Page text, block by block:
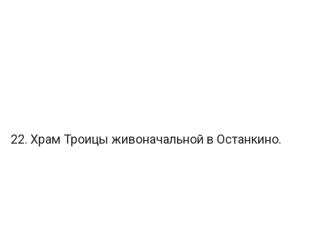
22. Храм Троицы живоначальной в Останкино.